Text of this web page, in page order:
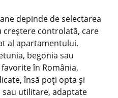
depinde de selectarea
creștere controlată, care
al apartamentului.
begonia sau
în România,
însă poți opta și
utilitare, adaptate